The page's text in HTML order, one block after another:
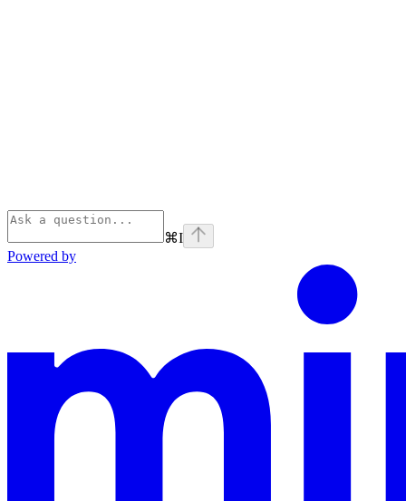
⌘I
Powered by